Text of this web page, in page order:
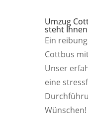
Umzug
steht
Ein
Cottbus
Unser
eine
Wünschen!